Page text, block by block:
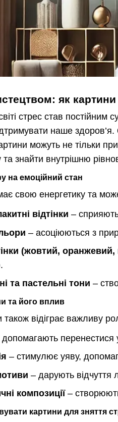
як
стрес став
наше
можуть не тільки
та знайти внутрішню
на емоційний стан
свою енергетику та
відтінки –
– асоціюються з
(жовтий,
та пастельні тони –
та його вплив
також відіграє важливу
перенестися у
– стимулює уяву,
– дарують відчуття
композиції–
картини для зняття